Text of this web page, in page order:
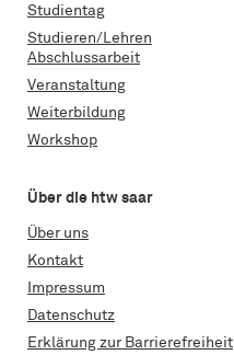
Studientag
Studieren/Lehren
Abschlussarbeit
Veranstaltung
Weiterbildung
Workshop
Über die htw saar
Über uns
Kontakt
Impressum
Datenschutz
Erklärung zur Barrierefreiheit